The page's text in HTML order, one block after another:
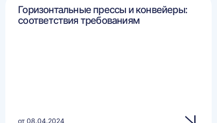
Горизонтальные прессы и конвейеры:
соответствия требованиям
от 08.04.2024